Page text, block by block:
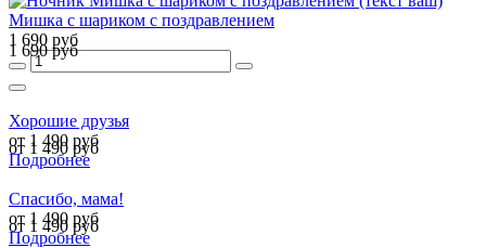
Мишка с шариком с поздравлением
1 690 руб
1 690 руб
Хорошие друзья
от 1 490 руб
от 1 490 руб
Подробнее
Спасибо, мама!
от 1 490 руб
от 1 490 руб
Подробнее